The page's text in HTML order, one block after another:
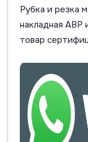
Рубка и резка
накладная АВР
товар